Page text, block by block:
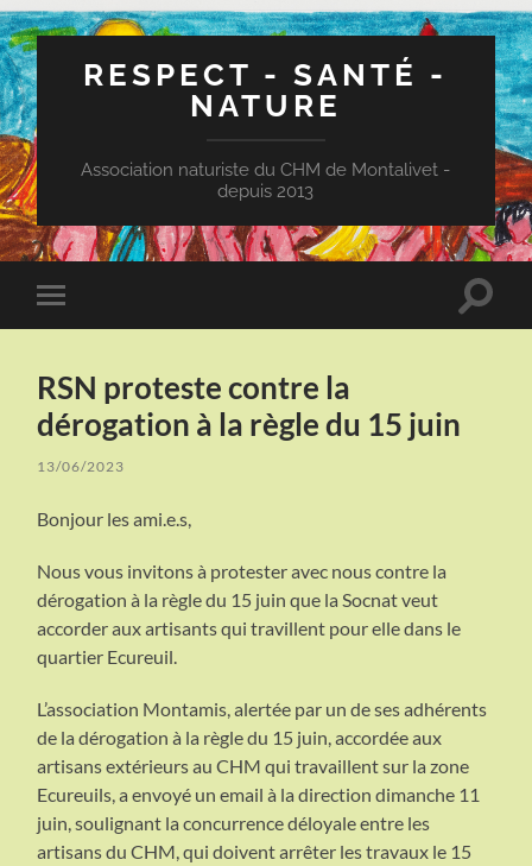
RESPECT - SANTÉ -
NATURE
Association naturiste du CHM de Montalivet -
depuis 2013
Toggle
mobile
Toggle
RSN proteste contre la
dérogation à la règle du 15 juin
13/06/2023
Bonjour les ami.e.s,
Nous vous invitons à protester avec nous contre la
dérogation à la règle du 15 juin que la Socnat veut
accorder aux artisants qui travillent pour elle dans le
quartier Ecureuil.
L’association Montamis, alertée par un de ses adhérents
de la dérogation à la règle du 15 juin, accordée aux
artisans extérieurs au CHM qui travaillent sur la zone
Ecureuils, a envoyé un email à la direction dimanche 11
juin, soulignant la concurrence déloyale entre les
artisans du CHM, qui doivent arrêter les travaux le 15